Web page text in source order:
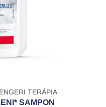
TERÁPIA
SAMPON